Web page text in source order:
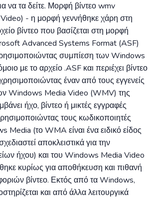
να τα δείτε. Μορφή βίντεο wmv
- η μορφή γεννήθηκε χάρη στη
βίντεο που βασίζεται στη μορφή
Advanced Systems Format (ASF)
συμπίεση των Windows
με το αρχείο .ASF και περιέχει βίντεο
έναν από τους εγγενείς
Windows Media Video (WMV) της
ήχο, βίντεο ή μικτές εγγραφές
τους κωδικοποιητές
Media (το WMA είναι ένα ειδικό είδος
αποκλειστικά για την
ήχου) και του Windows Media Video
κυρίως για αποθήκευση και πιθανή
βίντεο. Εκτός από τα Windows,
και από άλλα λειτουργικά